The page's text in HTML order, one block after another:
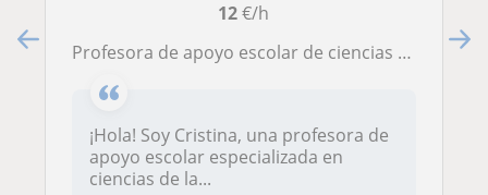
12€/h
Profesora de apoyo escolar de ciencias de la salud, hasta 2° bachillerato
¡Hola! Soy Cristina, una profesora de
apoyo escolar especializada en
ciencias de la...